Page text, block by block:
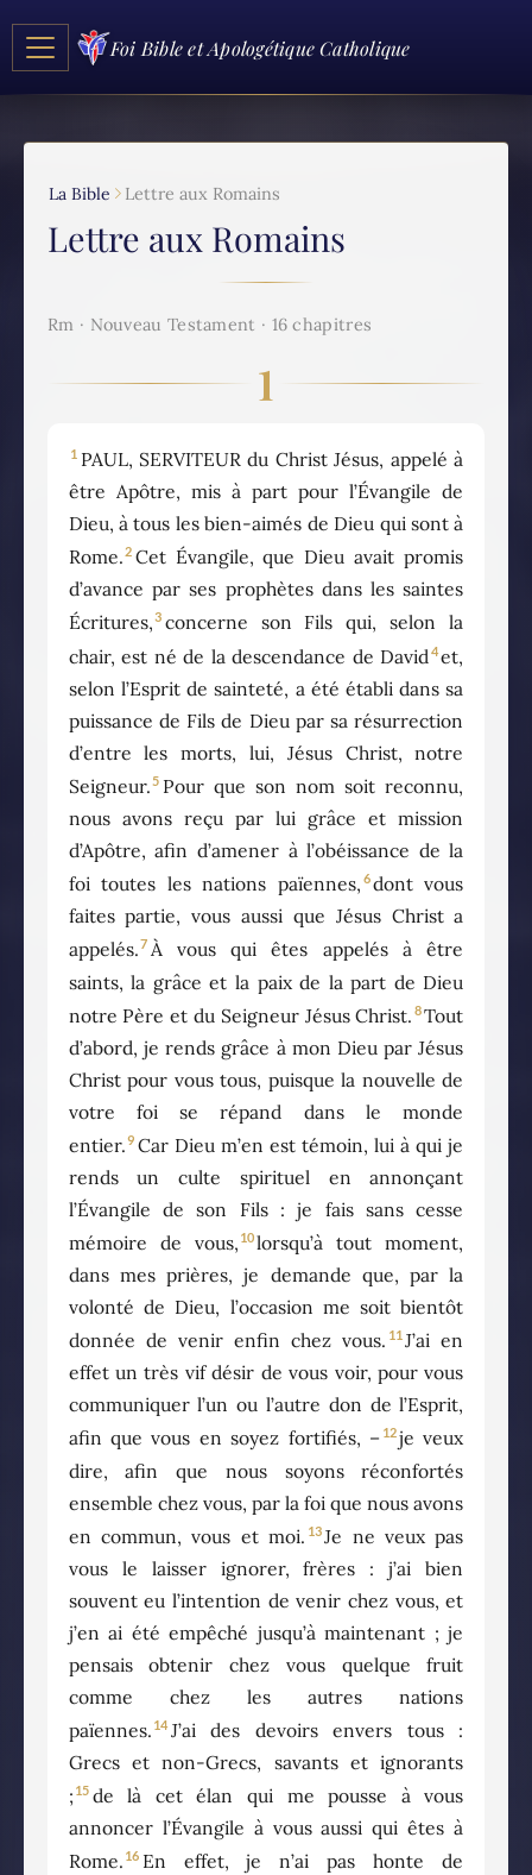
Foi Bible et Apologétique Catholique
La Bible Lettre aux Romains
Lettre aux Romains
Rm · Nouveau Testament · 16 chapitres
1
1 PAUL, SERVITEUR du Christ Jésus, appelé à
être Apôtre, mis à part pour l’Évangile de
Dieu, à tous les bien-aimés de Dieu qui sont à
Rome.2 Cet Évangile, que Dieu avait promis
d’avance par ses prophètes dans les saintes
Écritures,3 concerne son Fils qui, selon la
chair, est né de la descendance de David 4et,
selon l’Esprit de sainteté, a été établi dans sa
puissance de Fils de Dieu par sa résurrection
d’entre les morts, lui, Jésus Christ, notre
Seigneur.5 Pour que son nom soit reconnu,
nous avons reçu par lui grâce et mission
d’Apôtre, afin d’amener à l’obéissance de la
foi toutes les nations païennes, 6dont vous
faites partie, vous aussi que Jésus Christ a
appelés.7 À vous qui êtes appelés à être
saints, la grâce et la paix de la part de Dieu
notre Père et du Seigneur Jésus Christ. 8Tout
d’abord, je rends grâce à mon Dieu par Jésus
Christ pour vous tous, puisque la nouvelle de
votre foi se répand dans le monde
entier.9 Car Dieu m’en est témoin, lui à qui je
rends un culte spirituel en annonçant
l’Évangile de son Fils : je fais sans cesse
mémoire de vous, 10lorsqu’à tout moment,
dans mes prières, je demande que, par la
volonté de Dieu, l’occasion me soit bientôt
donnée de venir enfin chez vous. 11 J’ai en
effet un très vif désir de vous voir, pour vous
communiquer l’un ou l’autre don de l’Esprit,
afin que vous en soyez fortifiés, – 12je veux
dire, afin que nous soyons réconfortés
ensemble chez vous, par la foi que nous avons
en commun, vous et moi. 13Je ne veux pas
vous le laisser ignorer, frères : j’ai bien
souvent eu l’intention de venir chez vous, et
j’en ai été empêché jusqu’à maintenant ; je
pensais obtenir chez vous quelque fruit
comme chez les autres nations
païennes. 14 J’ai des devoirs envers tous :
Grecs et non-Grecs, savants et ignorants
; 15 de là cet élan qui me pousse à vous
annoncer l’Évangile à vous aussi qui êtes à
Rome. 16 En effet, je n’ai pas honte de